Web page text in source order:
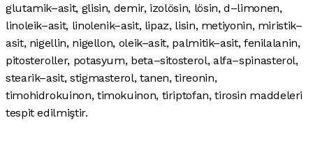
glutamik–asit, glisin, demir, izolösin, lösin, d–limonen,
linoleik–asit, linolenik–asit, lipaz, lisin, metiyonin, miristik–
asit, nigellin, nigellon, oleik–asit, palmitik–asit, fenilalanin,
pitosteroller, potasyum, beta–sitosterol, alfa–spinasterol,
stearik–asit, stigmasterol, tanen, tireonin,
timohidrokuinon, timokuinon, tiriptofan, tirosin maddeleri
tespit edilmiştir.